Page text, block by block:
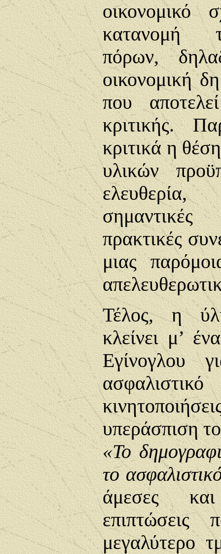
οικονομικό
κατανομή
πόρων,
οικονομική
που
κριτικής.
κριτικά η
υλικών
πρακτικές
μιας
Τέλος, η
κλείνει μ’
Εγίνογλου
υπεράσπιση
«Το
το
άμεσες και
μεγαλύτερο